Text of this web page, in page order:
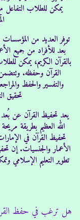
يمكن للطلاب التفاعل
توفر العديد من المؤسسات
بُعد للأفراد من جميع
بالقرآن الكريم، يمكن
القرآن وحفظه. وتتضمن
والتفسير والحفظ
تحقيق
يعد تحفيظ القرآن عن
الله العظيم بطريقة
تحفيظ القرآن في
الأعمار والجنسيات. إن
تطوير التعليم الإسلامي
هل ترغب في حفظ